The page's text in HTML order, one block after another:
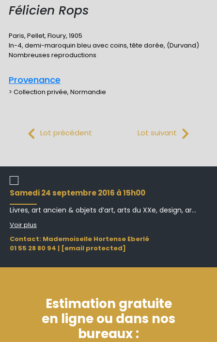
Félicien Rops
Paris, Pellet, Floury, 1905
In-4, demi-maroquin bleu avec coins, tête dorée, (Durvand)
Nombreuses reproductions
Provenance
> Collection privée, Normandie
Lot précédent Lot suivant
samedi 24 septembre 2016 à 15h00
Livres, art ancien & objets d’art, arts du XXe, design, ar...
Voir plus
Contact: Mademoiselle Hortense Eberlé
01 55 28 80 94 | [email protected]
Estimation gratuite
en ligne ou dans nos
bureaux :